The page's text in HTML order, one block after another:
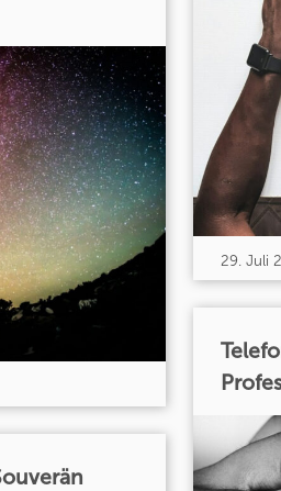
29. Juli